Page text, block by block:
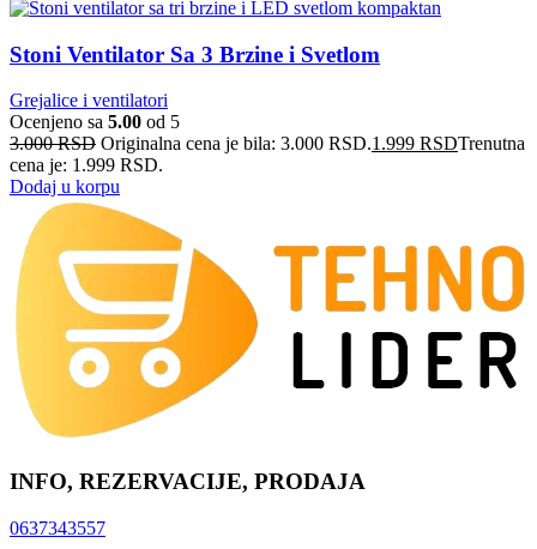
Stoni Ventilator Sa 3 Brzine i Svetlom
Grejalice i ventilatori
Ocenjeno sa 5.00 od 5
3.000RSD Originalna cena je bila: 3.000 RSD.1.999 RSDTrenutna
cena je: 1.999 RSD.
Dodaj u korpu
INFO, REZERVACIJE, PRODAJA
0637343557